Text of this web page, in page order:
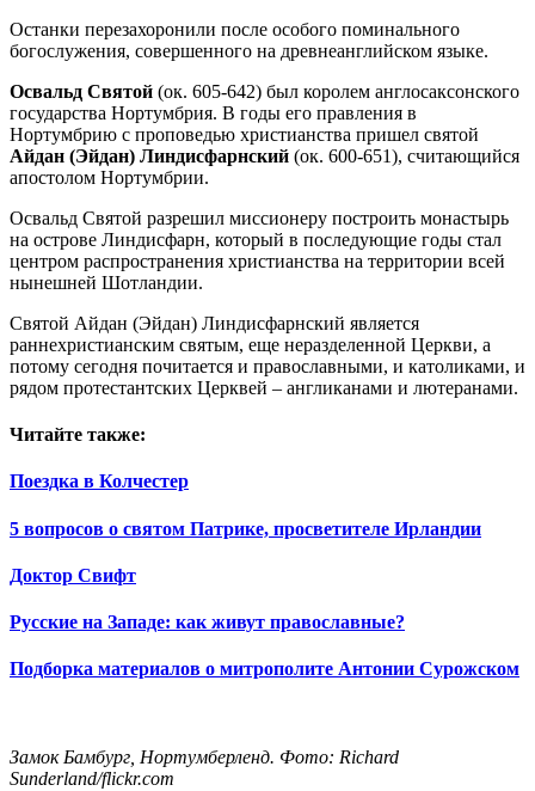
Останки перезахоронили после особого поминального
богослужения, совершенного на древнеанглийском языке.
Освальд Святой (ок. 605-642) был королем англосаксонского
государства Нортумбрия. В годы его правления в
Нортумбрию с проповедью христианства пришел святой
Айдан (Эйдан) Линдисфарнский (ок. 600-651), считающийся
апостолом Нортумбрии.
Освальд Святой разрешил миссионеру построить монастырь
на острове Линдисфарн, который в последующие годы стал
центром распространения христианства на территории всей
нынешней Шотландии.
Святой Айдан (Эйдан) Линдисфарнский является
раннехристианским святым, еще неразделенной Церкви, а
потому сегодня почитается и православными, и католиками, и
рядом протестантских Церквей – англиканами и лютеранами.
Читайте также:
Поездка в Колчестер
5 вопросов о святом Патрике, просветителе Ирландии
Доктор Свифт
Русские на Западе: как живут православные?
Подборка материалов о митрополите Антонии Сурожском
Замок Бамбург, Нортумберленд. Фото: Richard
Sunderland/flickr.com